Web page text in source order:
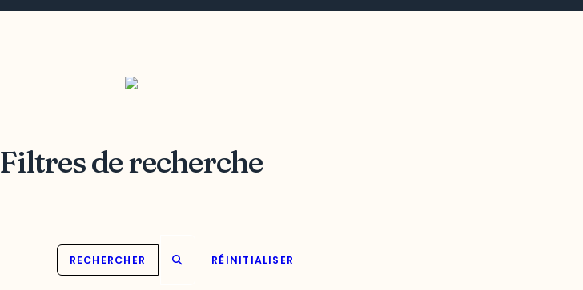
Filtres de recherche
RECHERCHER RÉINITIALISER